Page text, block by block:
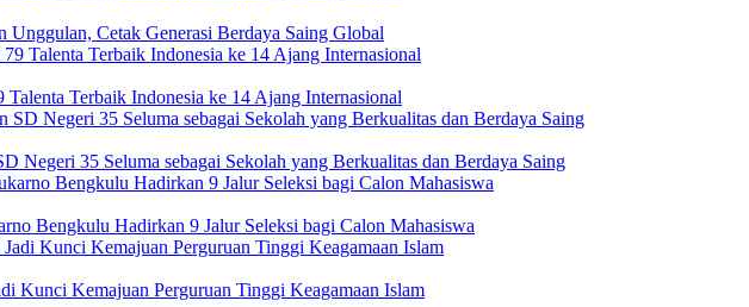
Unggulan, Cetak Generasi Berdaya Saing Global
Terbaik Indonesia ke 14 Ajang Internasional
Negeri 35 Seluma sebagai Sekolah yang Berkualitas dan Berdaya Saing
Bengkulu Hadirkan 9 Jalur Seleksi bagi Calon Mahasiswa
Kunci Kemajuan Perguruan Tinggi Keagamaan Islam